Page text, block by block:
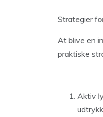
Strategier
At blive en
praktiske
Aktiv